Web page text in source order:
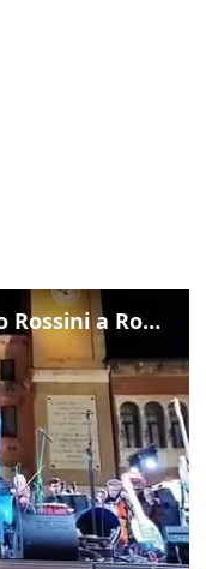
Il concerto dedicato al gatto Rossini a Rovigo: ecco un estratto